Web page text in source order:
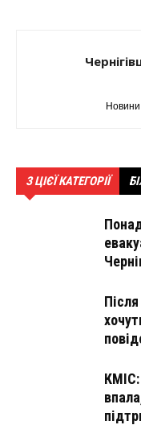
Новини
З ЦІЄЇ КАТЕГОРІЇ